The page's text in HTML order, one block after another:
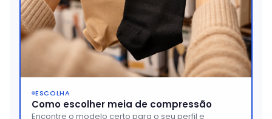
ESCOLHA
Como escolher meia de compressão
Encontre o modelo certo para o seu perfil e